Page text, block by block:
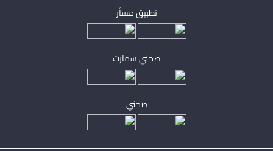
تطبيق مساْر
صحتي سمارت
صحتي